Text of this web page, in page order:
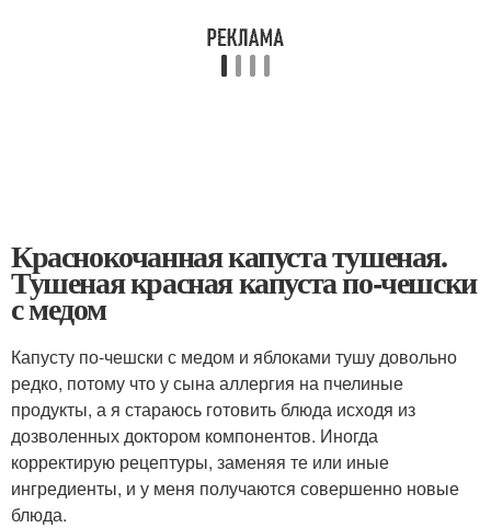
Краснокочанная капуста тушеная.
Тушеная красная капуста по-чешски
с медом
Капусту по-чешски с медом и яблоками тушу довольно
редко, потому что у сына аллергия на пчелиные
продукты, а я стараюсь готовить блюда исходя из
дозволенных доктором компонентов. Иногда
корректирую рецептуры, заменяя те или иные
ингредиенты, и у меня получаются совершенно новые
блюда.